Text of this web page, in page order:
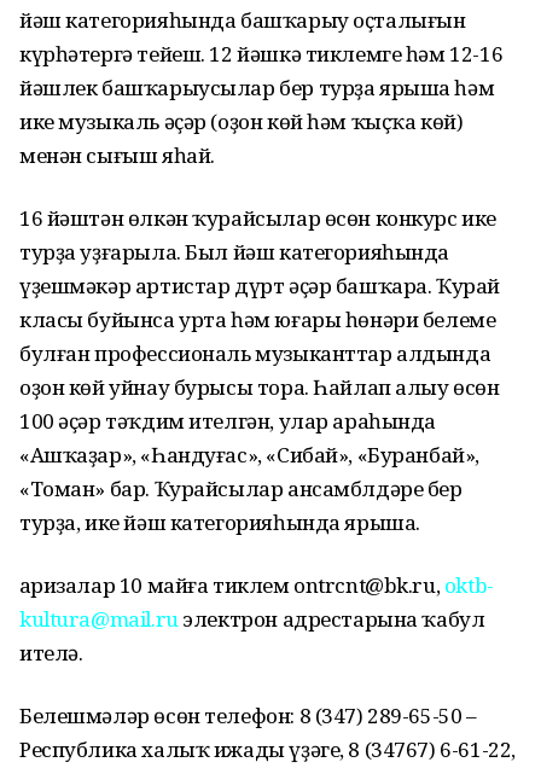
йәш категорияһында башҡарыу оҫталығын
күрһәтергә тейеш. 12 йәшкә тиклемге һәм 12-16
йәшлек башҡарыусылар бер турҙа ярыша һәм
ике музыкаль әҫәр (оҙон көй һәм ҡыҫҡа көй)
менән сығыш яһай.
16 йәштән өлкән ҡурайсылар өсөн конкурс ике
турҙа уҙғарыла. Был йәш категорияһында
үҙешмәкәр артистар дүрт әҫәр башҡара. Ҡурай
класы буйынса урта һәм юғары һөнәри белеме
булған профессиональ музыканттар алдында
оҙон көй уйнау бурысы тора. Һайлап алыу өсөн
100 әҫәр тәҡдим ителгән, улар араһында
«Ашҡаҙар», «Һандуғас», «Сибай», «Буранбай»,
«Томан» бар. Ҡурайсылар ансамблдәре бер
турҙа, ике йәш категорияһында ярыша.
Ғаризалар 10 майға тиклем ontrcnt@bk.ru,oktb-
kultura@mail.ruэлектрон адрестарына ҡабул
ителә.
Белешмәләр өсөн телефон: 8 (347) 289-65-50 –
Республика халыҡ ижады үҙәге, 8 (34767) 6-61-22,